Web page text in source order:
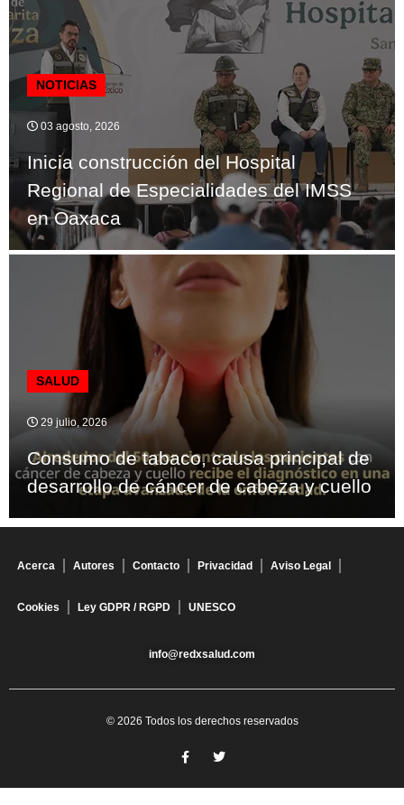
NOTICIAS
03 agosto, 2026
Inicia construcción del Hospital
Regional de Especialidades del IMSS
en Oaxaca
SALUD
29 julio, 2026
Consumo de tabaco, causa principal de
desarrollo de cáncer de cabeza y cuello
Acerca Autores Contacto Privacidad Aviso Legal
Cookies Ley GDPR / RGPD UNESCO
info@redxsalud.com
© 2026 Todos los derechos reservados